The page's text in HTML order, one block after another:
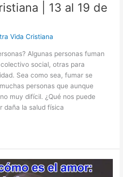
| 13 al 19 de
Vida Cristiana
Algunas personas fuman
social, otras para
Sea como sea, fumar se
personas que aunque
muy difícil. ¿Qué nos puede
daña la salud física